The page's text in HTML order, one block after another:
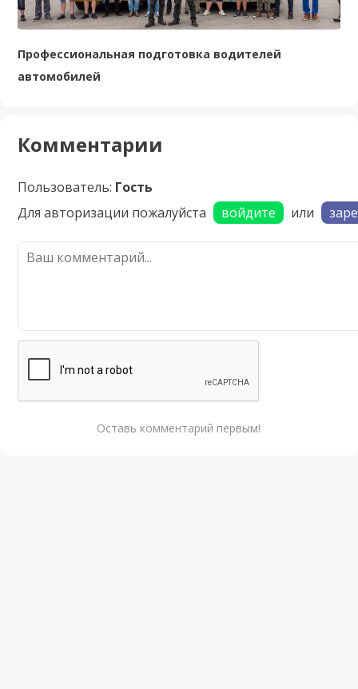
Профессиональная подготовка водителей
автомобилей
Комментарии
Пользователь: Гость
Для авторизации пожалуйста
войдите или
Оставь комментарий первым!